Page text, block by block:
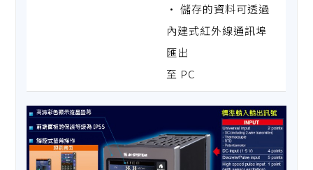
• 儲存的資料可透過
內建式紅外線通訊埠
匯出
至 PC